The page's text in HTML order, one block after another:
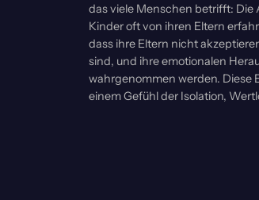
das viele Menschen betrifft: Die
Kinder oft von ihren Eltern
dass ihre Eltern nicht
sind, und ihre emotionalen
wahrgenommen werden. Diese
einem Gefühl der Isolation,